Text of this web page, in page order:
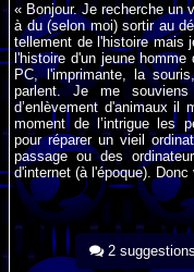
« Bonjour. Je recherche un
à du (selon moi) sortir au
tellement de l'histoire mais
l'histoire d'un jeune
PC, l'imprimante, la
parlent. Je me
d’enlèvement d'animaux
moment de l’intrigue les
pour réparer un vieil
passage ou des
d'internet (à l'époque).
2 suggestions